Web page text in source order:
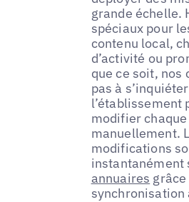
grande échelle.
spéciaux pour
contenu local,
d’activité ou
que ce soit, nos
pas à
l’établissement
modifier
manuellement.
modifications
instantanément
annuaires